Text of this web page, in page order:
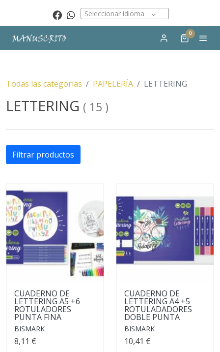
Seleccionar idioma
0
Todas las categorías PAPELERÍA LETTERING
LETTERING ( 15 )
Filtrar productos
CUADERNO DE
LETTERING A5 +6
ROTULADORES
PUNTA FINA
BISMARK
8,11 €
CUADERNO DE
LETTERING A4 +5
ROTULADADORES
DOBLE PUNTA
BISMARK
10,41 €